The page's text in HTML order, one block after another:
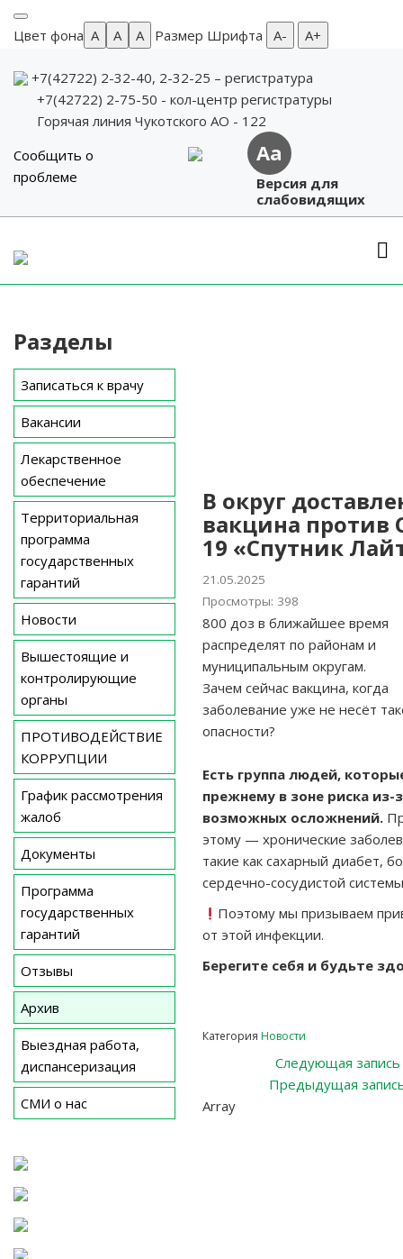
Цвет фона A A A Размер Шрифта А- А+
+7(42722) 2-32-40, 2-32-25 – регистратура
+7(42722) 2-75-50 - кол-центр регистратуры
Горячая линия Чукотского АО - 122
Сообщить о
проблеме
Aa
Версия для
слабовидящих
content
Разделы
Записаться к врачу
Вакансии
Лекарственное
обеспечение
Территориальная
программа
государственных
гарантий
Новости
Вышестоящие и
контролирующие
органы
ПРОТИВОДЕЙСТВИЕ
КОРРУПЦИИ
График рассмотрения
жалоб
Документы
Программа
государственных
гарантий
Отзывы
Архив
Выездная работа,
диспансеризация
СМИ о нас
В округ
вакцина против
19 «Спутник
21.05.2025
Просмотры: 398
800 доз в ближайшее время
распределят по районам и
муниципальным округам.
Зачем сейчас вакцина, когда
заболевание уже не несёт
опасности?
Есть группа людей,
прежнему в зоне риска из-
возможных осложнений.
этому — хронические
такие как сахарный диабет,
сердечно-сосудистой
Поэтому мы призываем
от этой инфекции.
Берегите себя и будьте
Категория Новости
Навигация
по
Следующая запись
Предыдущая
Array